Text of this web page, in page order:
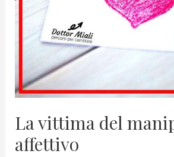
La vittima del
affettivo